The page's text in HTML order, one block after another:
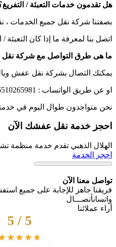
هل تقدمون خدمات التعبئة /
بصفتنا شركة نقل جميع الخدمات ،
اتصل بنا لمعرفة ما إذا كان
ما هى طرق التواصل مع شركة نقل
يمكنك التصال بشركة نقل عفش وبالرياض
او عن طريق الواتساب : 00966510265981
نحن متواجدون طوال اليوم في
احجز خدمة نقل عفشك الآن
الهلال الذهبي تقدم خدمة منظمة
احجز الخدمة
تواصل معنا الآن
فريقنا جاهز للإجابة على جميع
واتسابأتصـــال
أراء عملائنا
5 / 5